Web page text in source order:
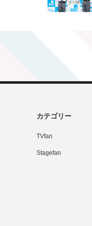
カテゴリー
TVfan
Stagefan